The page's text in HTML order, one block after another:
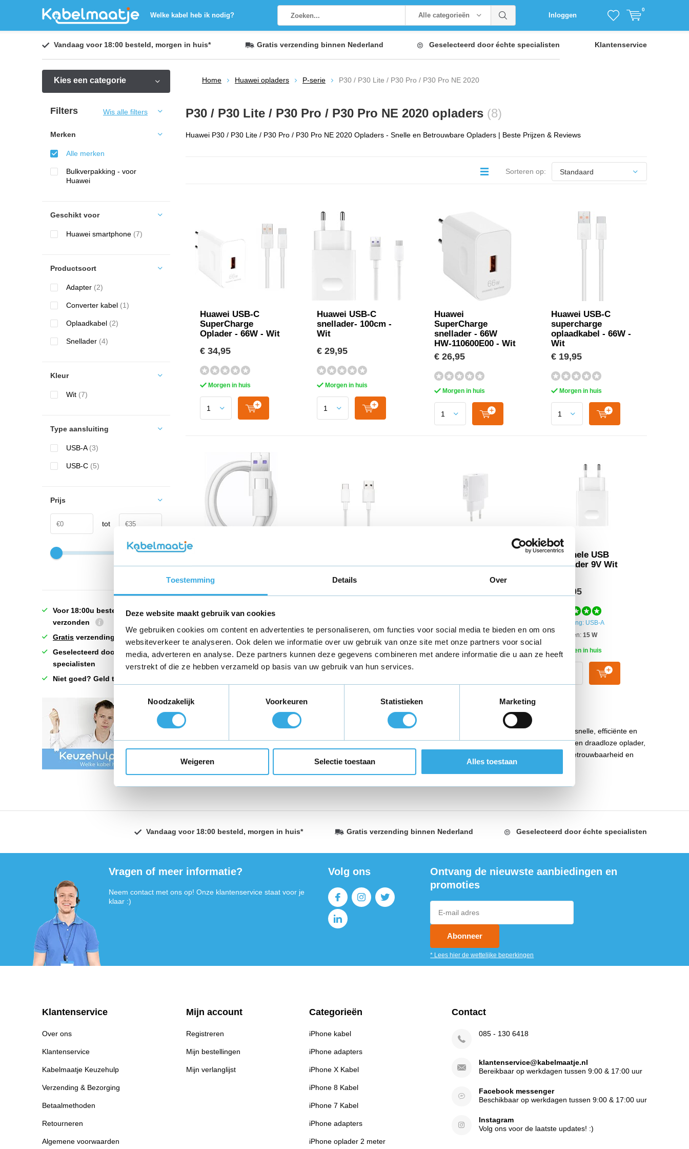
Toestemming Details Over
Deze website maakt gebruik van cookies
We gebruiken cookies om content en advertenties te personaliseren, om functies voor social media te bieden en om ons
websiteverkeer te analyseren. Ook delen we informatie over uw gebruik van onze site met onze partners voor social
media, adverteren en analyse. Deze partners kunnen deze gegevens combineren met andere informatie die u aan ze heeft
verstrekt of die ze hebben verzameld op basis van uw gebruik van hun services.
Noodzakelijk
Voorkeuren Statistieken Marketing
Weigeren Selectie toestaan Alles toestaan
Welke kabel heb ik nodig? Alle categorieën Inloggen
0
Vandaag voor 18:00 besteld, morgen in huis* Gratis verzending binnen Nederland Geselecteerd dooréchte specialisten Klantenservice
Kies een categorie Home Huawei opladers P-serie P30 / P30 Lite / P30 Pro / P30 Pro NE 2020
P30 / P30 Lite / P30 Pro / P30 Pro NE 2020 opladers (8)
Huawei P30 / P30 Lite / P30 Pro / P30 Pro NE 2020 Opladers - Snelle en Betrouwbare Opladers | Beste Prijzen & Reviews
Sorteren op:
Huawei USB-C
SuperCharge
Oplader - 66W - Wit
€ 34,95
Morgen in huis
Huawei USB-C
snellader- 100cm -
Wit
€ 29,95
Morgen in huis
Huawei
SuperCharge
snellader - 66W
HW-110600E00 - Wit
€ 26,95
Morgen in huis
Huawei USB-C
supercharge
oplaadkabel - 66W -
Wit
€ 19,95
Morgen in huis
snellaadkabel -
€ 14,95
Morgen in huis
kabel 1M Wit
Aansluiting:
USB-C
Lengte:1 Meter
Morgen in huis
adapter 5V Wit
Vermogen:9 Volt
Originele USB
snellader 9V Wit
€ 19,95
Aansluiting: USB-A
Vermogen:15 W
Morgen in huis
Ontdek onze uitgebreide collectie Huawei P30, P30 Lite, P30 Pro en P30 Pro NE 2020 opladers. Onze opladers leveren snelle, efficiënte en
veilige oplaadmogelijkheden voor jouw apparaten. Of je nu op zoek bent naar een standaard oplader, een snellader of een draadloze oplader,
wij hebben de perfecte oplossing voor jou. Compatibel met de nieuwste Huawei P-modellen, bieden onze opladers de betrouwbaarheid en
prestaties die je verwacht. Shop nu en houd je apparaat altijd opgeladen en klaar voor gebruik.
Filters Wis alle filters
Merken
Alle merken
Bulkverpakking - voor
Huawei
Geschikt voor
Huawei smartphone (7)
Productsoort
Adapter (2)
Converter kabel (1)
Oplaadkabel (2)
Snellader (4)
Kleur
Wit (7)
Type aansluiting
USB-A (3)
USB-C (5)
Prijs
tot
Voor 18:00u besteld = vandaag
verzonden
Gratis verzending!
Geselecteerd door échte
specialisten
Niet goed? Geld terug!
Vandaag voor 18:00 besteld, morgen in huis* Gratis verzending binnen Nederland Geselecteerd dooréchte specialisten
Vragen of meer informatie?
Neem contact met ons op! Onze klantenservice staat voor je
klaar :)
Volg ons
Ontvang de nieuwste aanbiedingen en
promoties
Abonneer
* Lees hier de wettelijke beperkingen
Klantenservice
Over ons
Klantenservice
Kabelmaatje Keuzehulp
Verzending & Bezorging
Betaalmethoden
Retourneren
Algemene voorwaarden
Mijn account
Registreren
Mijn bestellingen
Mijn verlanglijst
Categorieën
iPhone kabel
iPhone adapters
iPhone X Kabel
iPhone 8 Kabel
iPhone 7 Kabel
iPhone adapters
iPhone oplader 2 meter
Contact
085 - 130 6418
klantenservice@kabelmaatje.nl
Bereikbaar op werkdagen tussen 9:00 & 17:00 uur
Facebook messenger
Beschikbaar op werkdagen tussen 9:00 & 17:00 uur
Instagram
Volg ons voor de laatste updates! :)